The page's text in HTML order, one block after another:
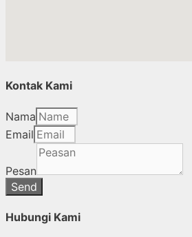
Kontak Kami
Nama
Email
Pesan
Send
Hubungi Kami